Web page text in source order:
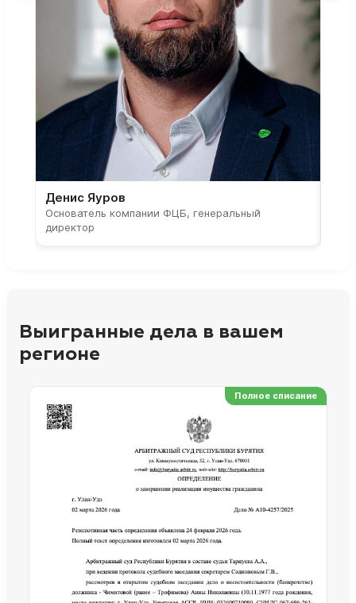
Денис Яуров
Основатель компании ФЦБ, генеральный
директор
Выигранные дела в вашем
регионе
Полное списание